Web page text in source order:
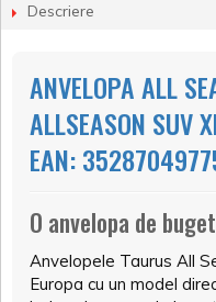
Descriere
ANVELOPA ALL
ALLSEASON SUV
EAN:
O anvelopa de
Anvelopele Taurus All
Europa cu un model